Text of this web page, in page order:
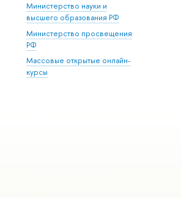
Министерство науки и
высшего образования РФ
Министерство просвещения
РФ
Массовые открытые онлайн-
курсы